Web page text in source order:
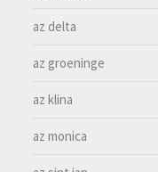
az delta
az groeninge
az klina
az monica